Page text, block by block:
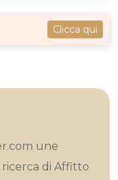
Clicca qui
une
di Affitto